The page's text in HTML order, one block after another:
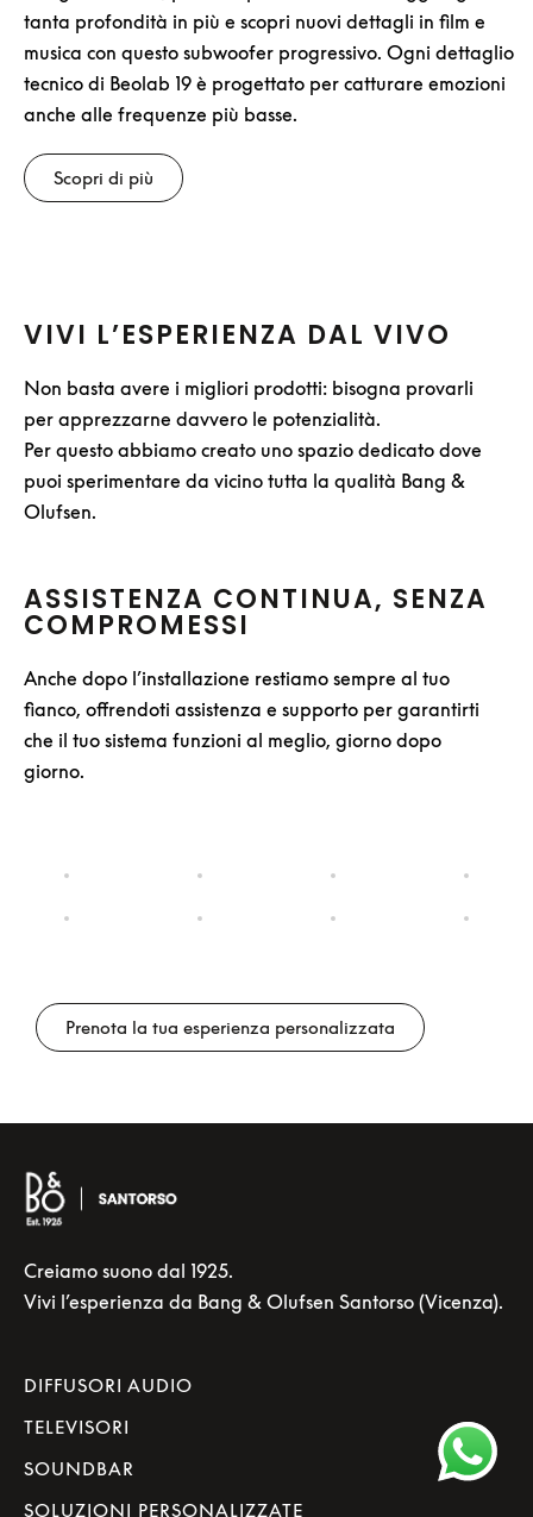
tanta profondità in più e scopri nuovi dettagli in film e
musica con questo subwoofer progressivo. Ogni dettaglio
tecnico di Beolab 19 è progettato per catturare emozioni
anche alle frequenze più basse.
Scopri di più
VIVI L’ESPERIENZA DAL VIVO
Non basta avere i migliori prodotti: bisogna provarli
per apprezzarne davvero le potenzialità.
Per questo abbiamo creato uno spazio dedicato dove
puoi sperimentare da vicino tutta la qualità Bang &
Olufsen.
ASSISTENZA CONTINUA, SENZA
COMPROMESSI
Anche dopo l’installazione restiamo sempre al tuo
fianco, offrendoti assistenza e supporto per garantirti
che il tuo sistema funzioni al meglio, giorno dopo
giorno.
Prenota la tua esperienza personalizzata
Creiamo suono dal 1925.
Vivi l’esperienza da Bang & Olufsen Santorso (Vicenza).
DIFFUSORI AUDIO
TELEVISORI
SOUNDBAR
SOLUZIONI PERSONALIZZATE